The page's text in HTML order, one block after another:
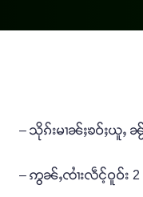
– သိုၵ်းမၢၼ်ႈၶဝ်ႈယူႇ
– ဢွၼ်ႇၸၢႆးလဵင့်ဝူဝ်း